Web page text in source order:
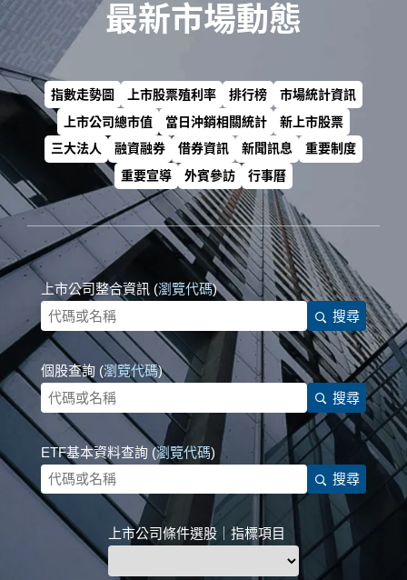
最新市場動態
指數走勢圖 上市股票殖利率 排行榜
市場統計資訊
上市公司總市值
當日沖銷相關統計
新上市股票
三大法人
融資融券 借券資訊 新聞訊息
重要制度
重要宣導
外賓參訪 行事曆
上市公司整合資訊 (瀏覽代碼)
搜尋
個股查詢 (瀏覽代碼)
搜尋
ETF基本資料查詢 (瀏覽代碼)
搜尋
上市公司條件選股｜指標項目